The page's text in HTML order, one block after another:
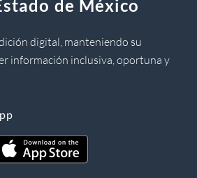
de México
digital, manteniendo su
información inclusiva, oportuna y